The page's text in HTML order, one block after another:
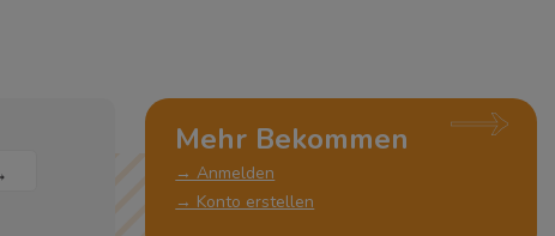
Mehr Bekommen
→ Anmelden
→ Konto erstellen